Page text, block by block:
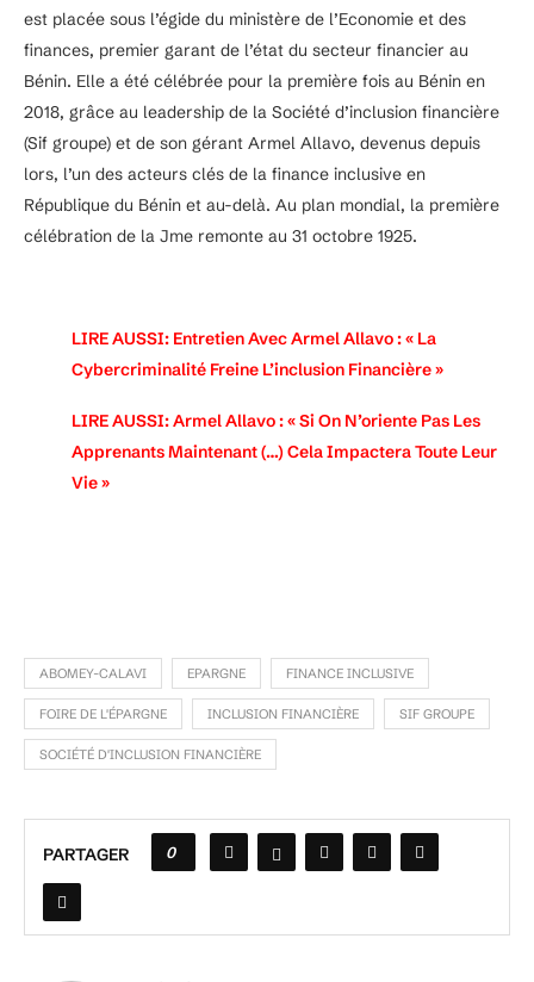
est placée sous l’égide du ministère de l’Economie et des
finances, premier garant de l’état du secteur financier au
Bénin. Elle a été célébrée pour la première fois au Bénin en
2018, grâce au leadership de la Société d’inclusion financière
(Sif groupe) et de son gérant Armel Allavo, devenus depuis
lors, l’un des acteurs clés de la finance inclusive en
République du Bénin et au-delà. Au plan mondial, la première
célébration de la Jme remonte au 31 octobre 1925.
LIRE AUSSI: Entretien Avec Armel Allavo : « La
Cybercriminalité Freine L’inclusion Financière »
LIRE AUSSI:Armel Allavo : « Si On N’oriente Pas Les
Apprenants Maintenant (…) Cela Impactera Toute Leur
Vie »
ABOMEY-CALAVI EPARGNE FINANCE INCLUSIVE
FOIRE DE L'ÉPARGNE INCLUSION FINANCIÈRE SIF GROUPE
SOCIÉTÉ D'INCLUSION FINANCIÈRE
PARTAGER 0